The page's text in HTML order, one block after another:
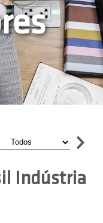
Indústria